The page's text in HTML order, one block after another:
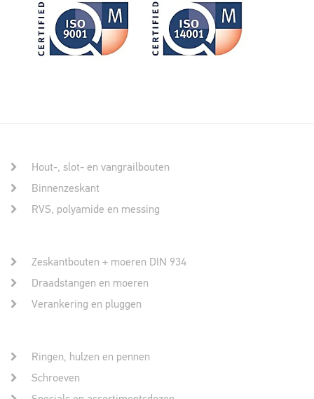
Hout-, slot- en vangrailbouten
Binnenzeskant
RVS, polyamide en messing
Zeskantbouten + moeren DIN 934
Draadstangen en moeren
Verankering en pluggen
Ringen, hulzen en pennen
Schroeven